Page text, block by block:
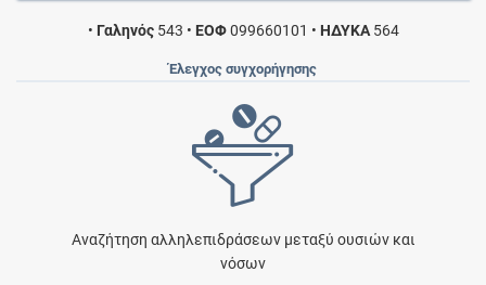
• Γαληνός543 • ΕΟΦ099660101 • ΗΔΥΚΑ564
Έλεγχος συγχορήγησης
Αναζήτηση αλληλεπιδράσεων μεταξύ ουσιών και
νόσων